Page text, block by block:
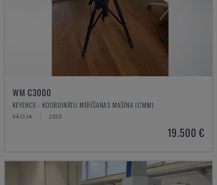
WM C3000
KEYENCE - KOORDINĀTU MĒRĪŠANAS MAŠĪNA (CMM)
VĀCIJA 2020
19.500 €